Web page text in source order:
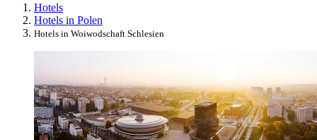
Hotels
Hotels in Polen
Hotels in Woiwodschaft Schlesien